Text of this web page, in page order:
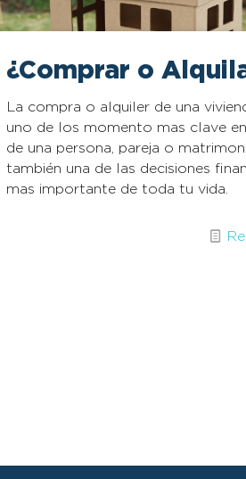
¿Comprar o
La compra o alquiler de una
uno de los momento mas clave
de una persona, pareja o
también una de las decisiones
mas importante de toda tu vida.